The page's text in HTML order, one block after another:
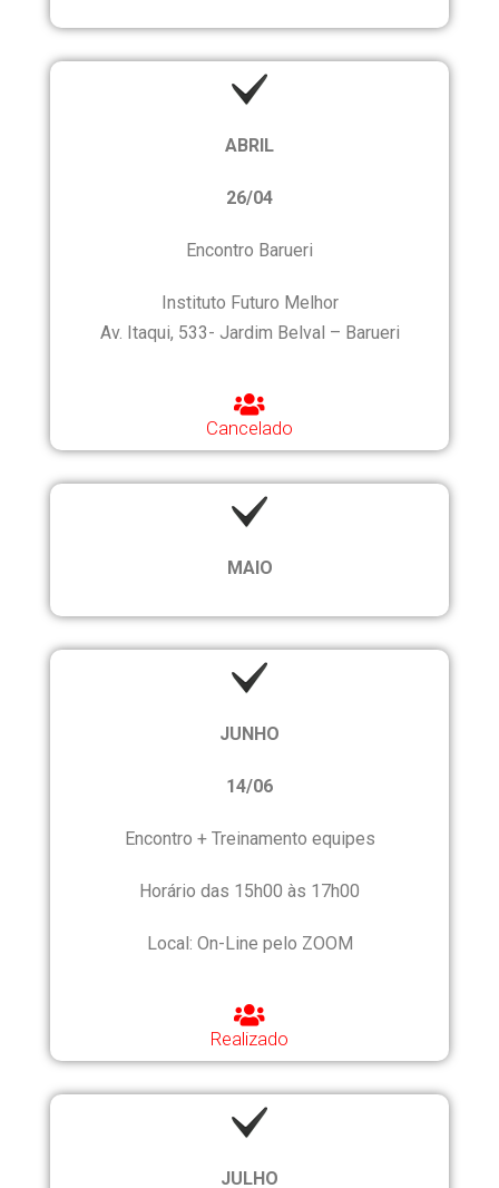
ABRIL
26/04
Encontro Barueri
Instituto Futuro Melhor
Av. Itaqui, 533- Jardim Belval – Barueri
Cancelado
MAIO
JUNHO
14/06
Encontro + Treinamento equipes
Horário das 15h00 às 17h00
Local: On-Line pelo ZOOM
Realizado
JULHO